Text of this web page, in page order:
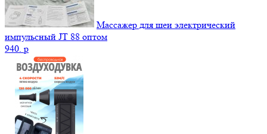
Массажер для шеи электрический
импульсный JT 88 оптом
940. p